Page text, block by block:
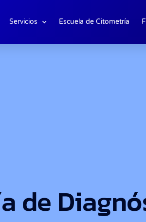
Servicios Escuela de Citometría
de